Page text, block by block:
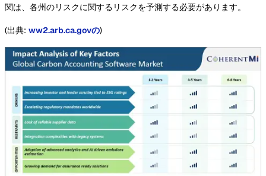
関は、各州のリスクに関するリスクを予測する必要があります。
(出典: ww2.arb.ca.govの)